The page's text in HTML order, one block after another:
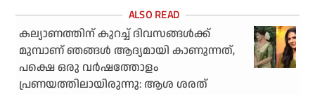
കല്യാണത്തിന് കുറച്ച് ദിവസങ്ങൾക്ക്
മുമ്പാണ് ഞങ്ങൾ ആദ്യമായി കാണുന്നത്,
പക്ഷെ ഒരു വർഷത്തോളം
പ്രണയത്തിലായിരുന്നു: ആശ ശരത്